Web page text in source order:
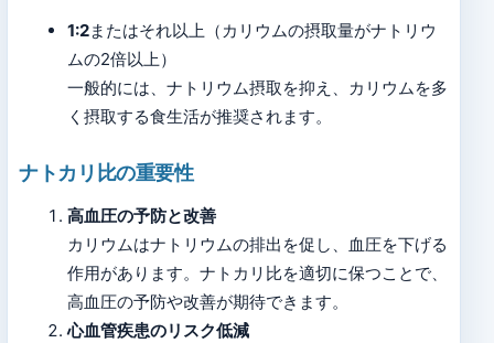
1:2またはそれ以上（カリウムの摂取量がナトリウ
ムの2倍以上）
一般的には、ナトリウム摂取を抑え、カリウムを多
く摂取する食生活が推奨されます。
ナトカリ比の重要性
高血圧の予防と改善
カリウムはナトリウムの排出を促し、血圧を下げる
作用があります。ナトカリ比を適切に保つことで、
高血圧の予防や改善が期待できます。
心血管疾患のリスク低減